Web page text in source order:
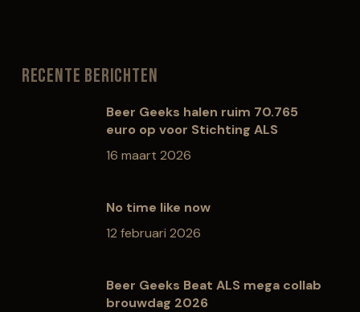
Recente berichten
Beer Geeks halen ruim 70.765
euro op voor Stichting ALS
16 maart 2026
No time like now
12 februari 2026
Beer Geeks Beat ALS mega collab
brouwdag 2026